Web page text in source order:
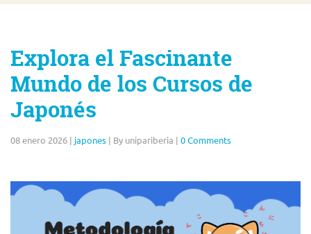
Explora el Fascinante
Mundo de los Cursos de
Japonés
08 enero 2026 | japones | By unipariberia | 0 Comments